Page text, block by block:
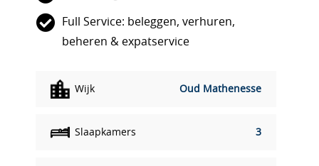
Full Service: beleggen, verhuren,
beheren & expatservice
Wijk Oud Mathenesse
Slaapkamers 3